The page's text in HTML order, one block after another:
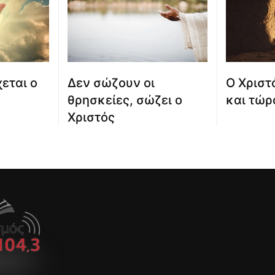
ο
Δεν σώζουν οι
θρησκείες, σώζει ο
Χριστός
Ο
και